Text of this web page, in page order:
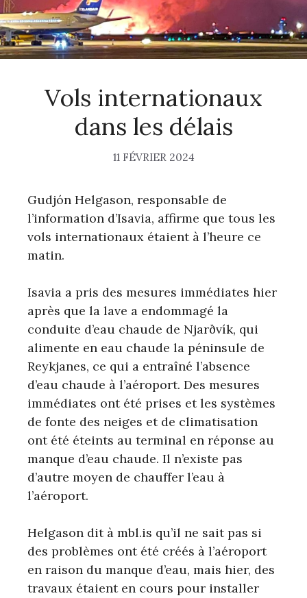
Vols internationaux
dans les délais
11 FÉVRIER 2024
Gudjón Helgason, responsable de
l’information d’Isavia, affirme que tous les
vols internationaux étaient à l’heure ce
matin.
Isavia a pris des mesures immédiates hier
après que la lave a endommagé la
conduite d’eau chaude de Njarðvík, qui
alimente en eau chaude la péninsule de
Reykjanes, ce qui a entraîné l’absence
d’eau chaude à l’aéroport. Des mesures
immédiates ont été prises et les systèmes
de fonte des neiges et de climatisation
ont été éteints au terminal en réponse au
manque d’eau chaude. Il n’existe pas
d’autre moyen de chauffer l’eau à
l’aéroport.
Helgason dit à mbl.is qu’il ne sait pas si
des problèmes ont été créés à l’aéroport
en raison du manque d’eau, mais hier, des
travaux étaient en cours pour installer